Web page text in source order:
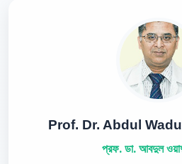
Prof. Dr. Abdul
প্রফ. ডা. আবদুল